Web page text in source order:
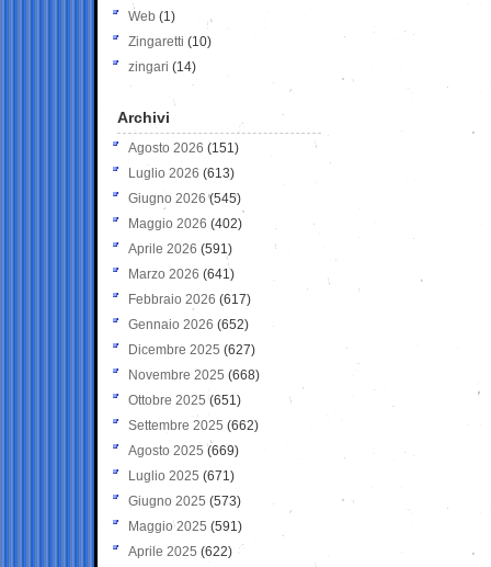
Web (1)
Zingaretti (10)
zingari (14)
Archivi
Agosto 2026 (151)
Luglio 2026 (613)
Giugno 2026 (545)
Maggio 2026 (402)
Aprile 2026 (591)
Marzo 2026 (641)
Febbraio 2026 (617)
Gennaio 2026 (652)
Dicembre 2025 (627)
Novembre 2025 (668)
Ottobre 2025 (651)
Settembre 2025 (662)
Agosto 2025 (669)
Luglio 2025 (671)
Giugno 2025 (573)
Maggio 2025 (591)
Aprile 2025 (622)